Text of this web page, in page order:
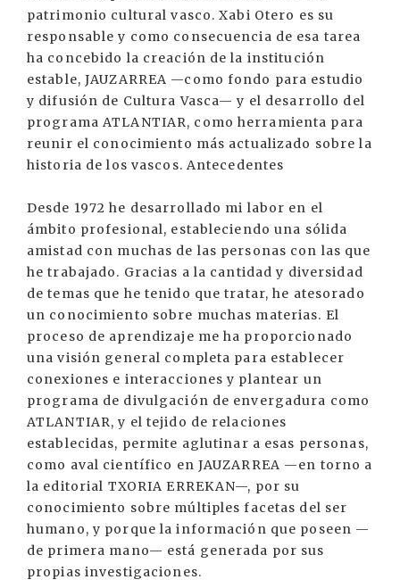
patrimonio cultural vasco. Xabi Otero es su
responsable y como consecuencia de esa tarea
ha concebido la creación de la institución
estable, JAUZARREA —como fondo para estudio
y difusión de Cultura Vasca— y el desarrollo del
programa ATLANTIAR, como herramienta para
reunir el conocimiento más actualizado sobre la
historia de los vascos. Antecedentes
Desde 1972 he desarrollado mi labor en el
ámbito profesional, estableciendo una sólida
amistad con muchas de las personas con las que
he trabajado. Gracias a la cantidad y diversidad
de temas que he tenido que tratar, he atesorado
un conocimiento sobre muchas materias. El
proceso de aprendizaje me ha proporcionado
una visión general completa para establecer
conexiones e interacciones y plantear un
programa de divulgación de envergadura como
ATLANTIAR, y el tejido de relaciones
establecidas, permite aglutinar a esas personas,
como aval científico en JAUZARREA —en torno a
la editorial TXORIA ERREKAN—, por su
conocimiento sobre múltiples facetas del ser
humano, y porque la información que poseen —
de primera mano— está generada por sus
propias investigaciones.